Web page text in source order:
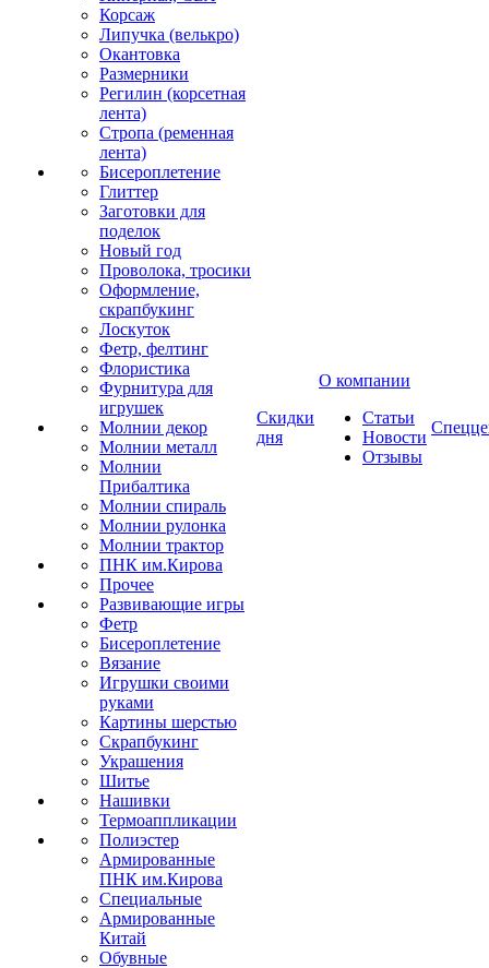
Корсаж
Липучка (велькро)
Окантовка
Размерники
Регилин (корсетная
лента)
Стропа (ременная
лента)
Бисероплетение
Глиттер
Заготовки для
поделок
Новый год
Проволока, тросики
Оформление,
скрапбукинг
Лоскуток
Фетр, фелтинг
Флористика
Фурнитура для
игрушек
Молнии декор
Молнии металл
Молнии
Прибалтика
Молнии спираль
Молнии рулонка
Молнии трактор
ПНК им.Кирова
Прочее
Развивающие игры
Фетр
Бисероплетение
Вязание
Игрушки своими
руками
Картины шерстью
Скрапбукинг
Украшения
Шитье
Нашивки
Термоаппликации
Полиэстер
Армированные
ПНК им.Кирова
Специальные
Армированные
Китай
Обувные
Скидки
дня
О компании
Статьи
Новости
Отзывы